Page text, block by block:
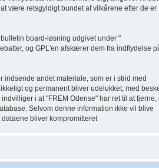
være retsgyldigt bundet af vilkårene efter de er
board-løsning udgivet under "
og GPL'en afskærer dem fra indflydelse
andet materiale, som er i strid med
og permanent bliver udelukket, med
i at "FREM Odense" har ret til at
Selvom denne information ikke vil blive
bliver kompromitteret